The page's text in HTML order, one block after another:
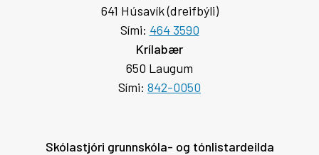
641 Húsavík (dreifbýli)
Sími: 464 3590
Krílabær
650 Laugum
Sími: 842-0050
Skólastjóri grunnskóla- og tónlistardeilda